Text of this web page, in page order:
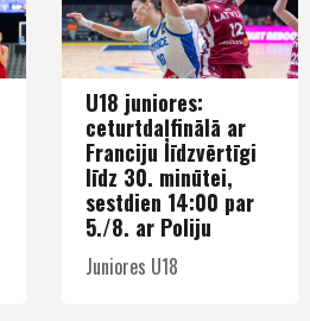
U18 juniores:
ceturtdaļfinālā ar
Franciju līdzvērtīgi
līdz 30. minūtei,
sestdien 14:00 par
5./8. ar Poliju
Juniores U18